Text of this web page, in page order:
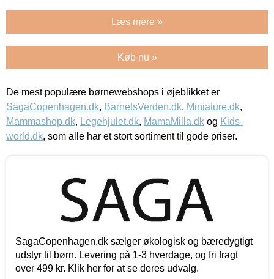
Læs mere »
Køb nu »
De mest populære børnewebshops i øjeblikket er
SagaCopenhagen.dk, BarnetsVerden.dk, Miniature.dk,
Mammashop.dk, Legehjulet.dk, MamaMilla.dk og Kids-
world.dk, som alle har et stort sortiment til gode priser.
SagaCopenhagen.dk sælger økologisk og bæredygtigt
udstyr til børn. Levering på 1-3 hverdage, og fri fragt
over 499 kr. Klik her for at se deres udvalg.